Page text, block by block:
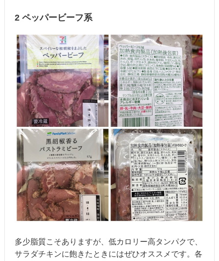
2 ペッパービーフ系
多少脂質こそありますが、低カロリー高タンパクで、
サラダチキンに飽きたときにはぜひオススメです。各